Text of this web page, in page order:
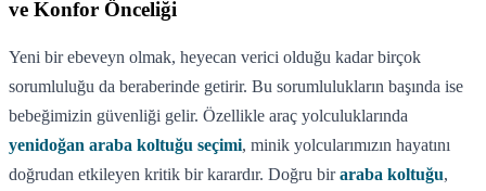
ve Konfor Önceliği
Yeni bir ebeveyn olmak, heyecan verici olduğu kadar birçok
sorumluluğu da beraberinde getirir. Bu sorumlulukların başında ise
bebeğimizin güvenliği gelir. Özellikle araç yolculuklarında
yenidoğan araba koltuğu seçimi, minik yolcularımızın hayatını
doğrudan etkileyen kritik bir karardır. Doğru biraraba koltuğu,